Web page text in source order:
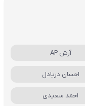
آرش AP
احسان دریادل
احمد سعیدی